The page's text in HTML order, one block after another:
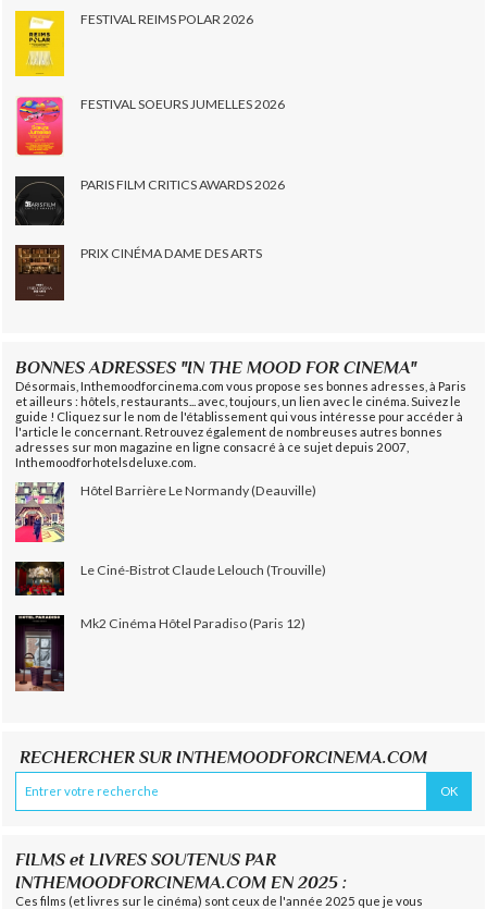
FESTIVAL REIMS POLAR 2026
FESTIVAL SOEURS JUMELLES 2026
PARIS FILM CRITICS AWARDS 2026
PRIX CINÉMA DAME DES ARTS
BONNES ADRESSES "IN THE MOOD FOR CINEMA"
Désormais, Inthemoodforcinema.com vous propose ses bonnes adresses, à Paris
et ailleurs : hôtels, restaurants... avec, toujours, un lien avec le cinéma. Suivez le
guide ! Cliquez sur le nom de l'établissement qui vous intéresse pour accéder à
l'article le concernant. Retrouvez également de nombreuses autres bonnes
adresses sur mon magazine en ligne consacré à ce sujet depuis 2007,
Inthemoodforhotelsdeluxe.com.
Hôtel Barrière Le Normandy (Deauville)
Le Ciné-Bistrot Claude Lelouch (Trouville)
Mk2 Cinéma Hôtel Paradiso (Paris 12)
RECHERCHER SUR INTHEMOODFORCINEMA.COM
FILMS et LIVRES SOUTENUS PAR
INTHEMOODFORCINEMA.COM EN 2025 :
Ces films (et livres sur le cinéma) sont ceux de l'année 2025 que je vous